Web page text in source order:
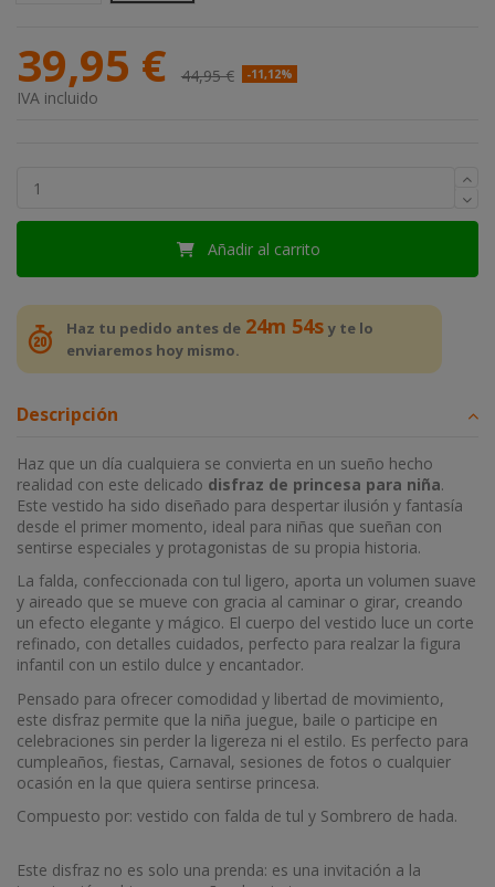
39,95 € 44,95 € -11,12%
IVA incluido
Añadir al carrito
Haz tu pedido antes de 24m 53s y te lo
enviaremos hoy mismo.
Descripción
Haz que un día cualquiera se convierta en un sueño hecho
realidad con este delicado disfraz de princesa para niña.
Este vestido ha sido diseñado para despertar ilusión y fantasía
desde el primer momento, ideal para niñas que sueñan con
sentirse especiales y protagonistas de su propia historia.
La falda, confeccionada con tul ligero, aporta un volumen suave
y aireado que se mueve con gracia al caminar o girar, creando
un efecto elegante y mágico. El cuerpo del vestido luce un corte
refinado, con detalles cuidados, perfecto para realzar la figura
infantil con un estilo dulce y encantador.
Pensado para ofrecer comodidad y libertad de movimiento,
este disfraz permite que la niña juegue, baile o participe en
celebraciones sin perder la ligereza ni el estilo. Es perfecto para
cumpleaños, fiestas, Carnaval, sesiones de fotos o cualquier
ocasión en la que quiera sentirse princesa.
Compuesto por: vestido con falda de tul y Sombrero de hada.
Este disfraz no es solo una prenda: es una invitación a la